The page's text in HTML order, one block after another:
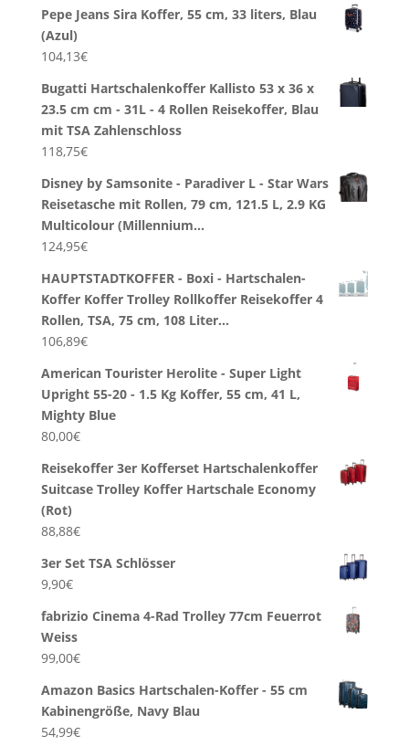
Pepe Jeans Sira Koffer, 55 cm, 33 liters, Blau
(Azul)
104,13€
Bugatti Hartschalenkoffer Kallisto 53 x 36 x
23.5 cm cm - 31L - 4 Rollen Reisekoffer, Blau
mit TSA Zahlenschloss
118,75€
Disney by Samsonite - Paradiver L - Star Wars
Reisetasche mit Rollen, 79 cm, 121.5 L, 2.9 KG
Multicolour (Millennium…
124,95€
HAUPTSTADTKOFFER - Boxi - Hartschalen-
Koffer Koffer Trolley Rollkoffer Reisekoffer 4
Rollen, TSA, 75 cm, 108 Liter…
106,89€
American Tourister Herolite - Super Light
Upright 55-20 - 1.5 Kg Koffer, 55 cm, 41 L,
Mighty Blue
80,00€
Reisekoffer 3er Kofferset Hartschalenkoffer
Suitcase Trolley Koffer Hartschale Economy
(Rot)
88,88€
3er Set TSA Schlösser
9,90€
fabrizio Cinema 4-Rad Trolley 77cm Feuerrot
Weiss
99,00€
Amazon Basics Hartschalen-Koffer - 55 cm
Kabinengröße, Navy Blau
54,99€